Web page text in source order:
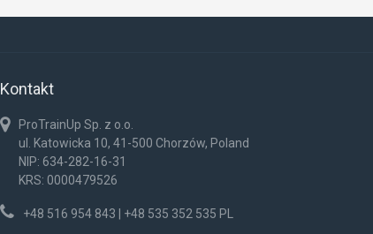
Kontakt
ProTrainUp Sp. z o.o.
ul. Katowicka 10, 41-500 Chorzów, Poland
NIP: 634-282-16-31
KRS: 0000479526
+48 516 954 843 | +48 535 352 535 PL